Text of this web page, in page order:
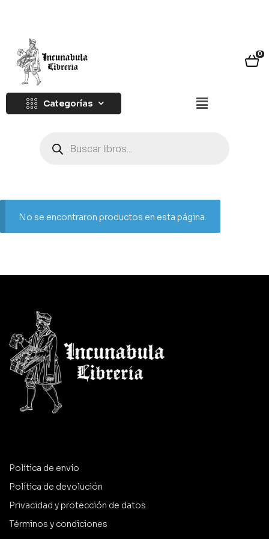
0
Categorías
No se encontraron productos en esta página.
Política de envío
Política de devolución
Privacidad y protección de datos
Términos y condiciones